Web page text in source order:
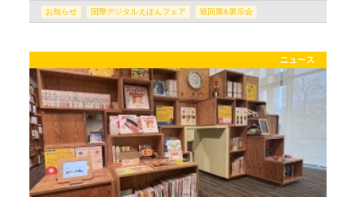
お知らせ 国際デジタルえほんフェア 巡回展&展示会
ニュース